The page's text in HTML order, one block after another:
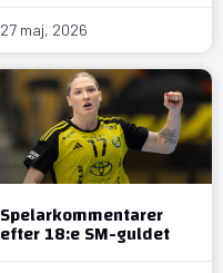
27 maj, 2026
Spelarkommentarer
efter 18:e SM-guldet